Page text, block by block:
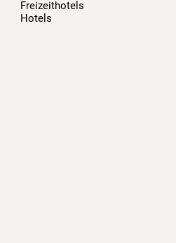
Freizeithotels
Hotels